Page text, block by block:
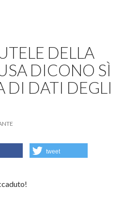
DELLA
DICONO SÌ
DI DATI DEGLI
tweet